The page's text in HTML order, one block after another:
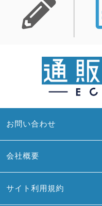
お問い合わせ
会社概要
サイト利用規約